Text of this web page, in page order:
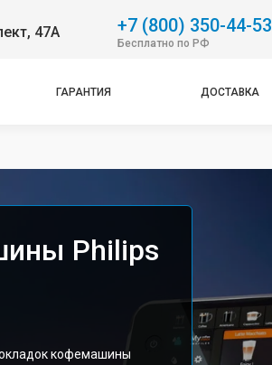
47А +7 (800) 350-44-53
Бесплатно по РФ
ГАРАНТИЯ ДОСТАВКА
Philips
кофемашины